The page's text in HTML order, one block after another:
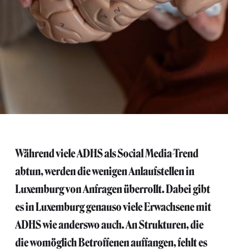
Während viele ADHS als Social Media-Trend
abtun, werden die wenigen Anlaufstellen in
Luxemburg von Anfragen überrollt. Dabei gibt
es in Luxemburg genauso viele Erwachsene mit
ADHS wie anderswo auch. An Strukturen, die
die womöglich Betroffenen auffangen, fehlt es